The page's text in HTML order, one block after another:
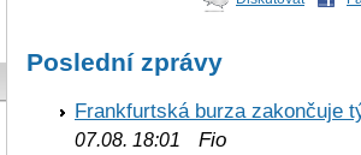
Poslední zprávy
Frankfurtská burza zakončuje
07.08. 18:01
Fio